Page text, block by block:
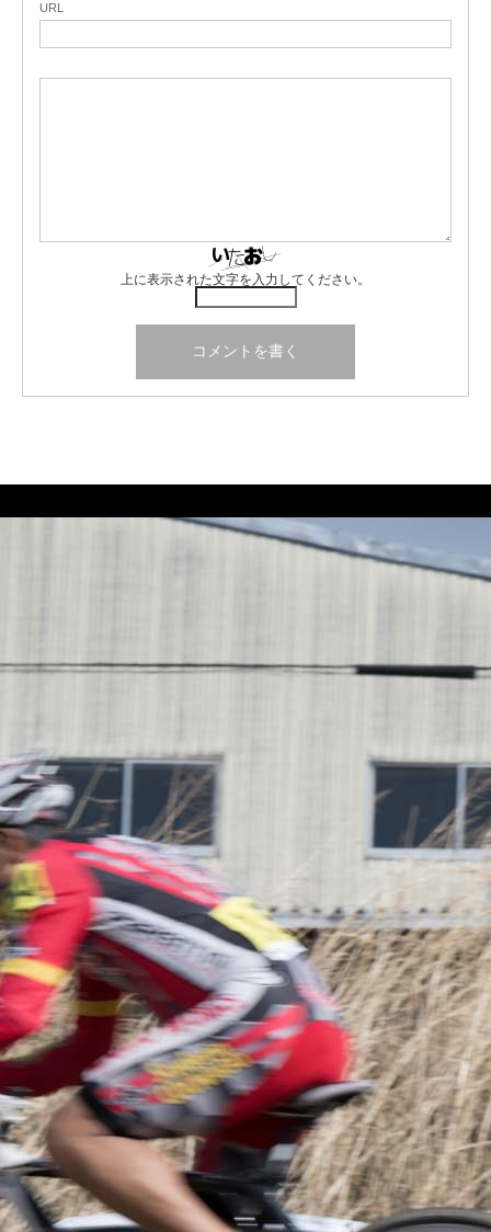
URL
上に表示された文字を入力してください。